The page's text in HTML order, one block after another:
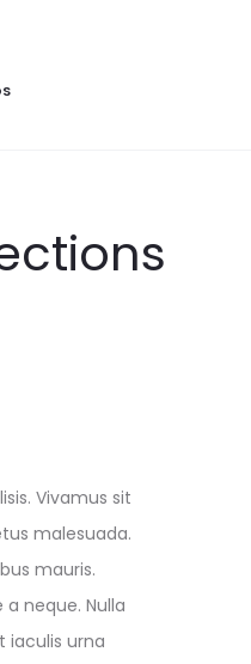
Vivamus sit
malesuada.
mauris.
neque. Nulla
iaculis urna